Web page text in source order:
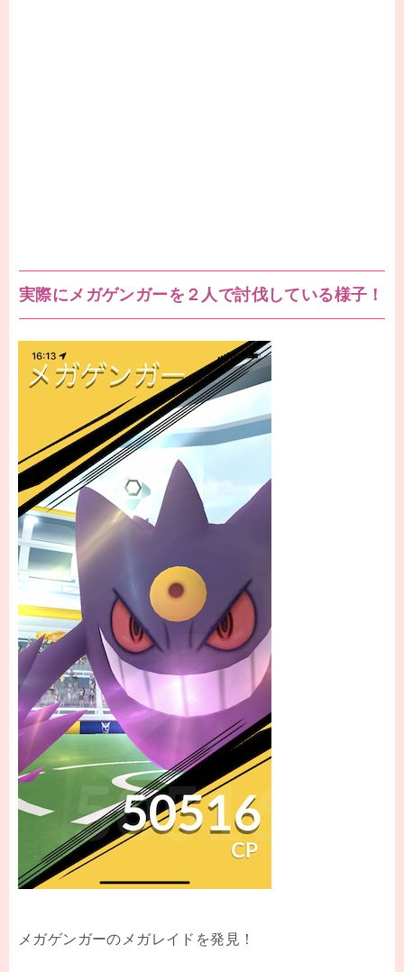
実際にメガゲンガーを２人で討伐している様子！
メガゲンガーのメガレイドを発見！